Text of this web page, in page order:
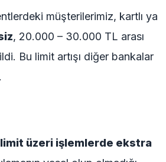
müşterilerimiz, kartlı ya
, 20.000 – 30.000 TL arası
Bu limit artışı diğer bankalar
limit üzeri işlemlerde ekstra